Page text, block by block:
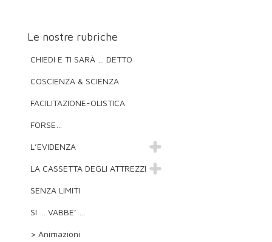
Le nostre rubriche
CHIEDI E TI SARÀ … DETTO
COSCIENZA & SCIENZA
FACILITAZIONE-OLISTICA
FORSE…
L’EVIDENZA
LA CASSETTA DEGLI ATTREZZI
SENZA LIMITI
SI … VABBE’ …
> Animazioni